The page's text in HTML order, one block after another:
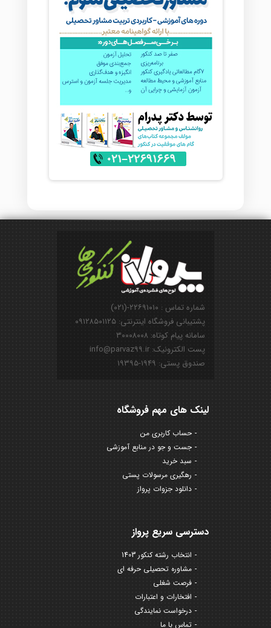
شماره تماس : ۲۲۶۹۱۰۱۰-(۰۲۱)
پشتیبانی فروشگاه اینترنتی: ۰۹۱۲۸۵۰۱۱۲۵
سامانه پیام کوتاه: ۳۰۰۰۸۰۰۸
پست الکترونیک: info@parvaz99.ir
صندوق پستی: ۱۹۴۹-۱۹۳۹۵
لینک های مهم فروشگاه
حساب کاربری من
جست و جو در منابع آموزشی
سبد خرید
رهگیری مرسولات پستی
دانلود جزوات پرواز
دسترسی سریع پرواز
انتخاب رشته کنکور 1403
مشاوره تحصیلی حرفه ای
فرصت شغلی
افتخارات و اعتبارات
درخواست نمایندگی
تماس با ما